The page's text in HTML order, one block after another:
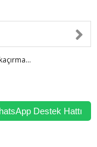
256bit
Destek Hattı